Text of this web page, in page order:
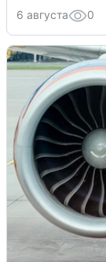
6 августа 0